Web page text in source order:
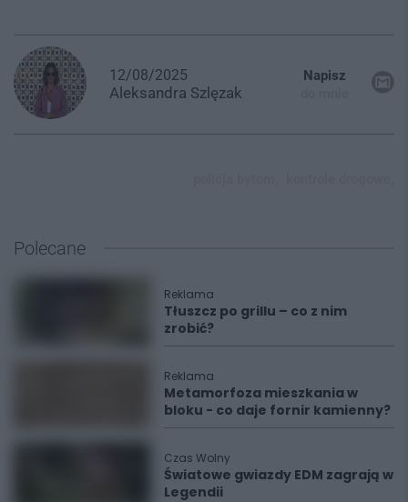
12/08/2025
Aleksandra Szlęzak
Napisz
Polecane
Reklama
Tłuszcz po grillu – co z nim
zrobić?
Reklama
Metamorfoza mieszkania w
bloku - co daje fornir kamienny?
Czas Wolny
Światowe gwiazdy EDM zagrają w
Legendii